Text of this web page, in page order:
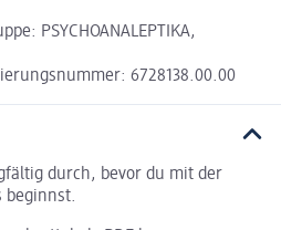
PSYCHOANALEPTIKA,
6728138.00.00
durch, bevor du mit der
beginnst.